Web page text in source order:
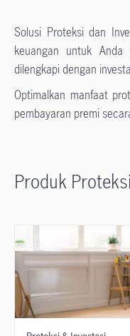
Solusi Proteksi dan
keuangan untuk
dilengkapi dengan
Optimalkan manfaat
pembayaran premi
Produk